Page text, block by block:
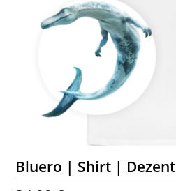
Bluero | Shirt | Dezent